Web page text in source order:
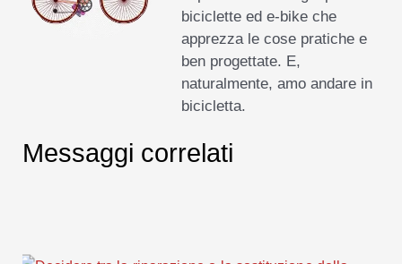
biciclette ed e-bike che
apprezza le cose pratiche e
ben progettate. E,
naturalmente, amo andare in
bicicletta.
Messaggi correlati